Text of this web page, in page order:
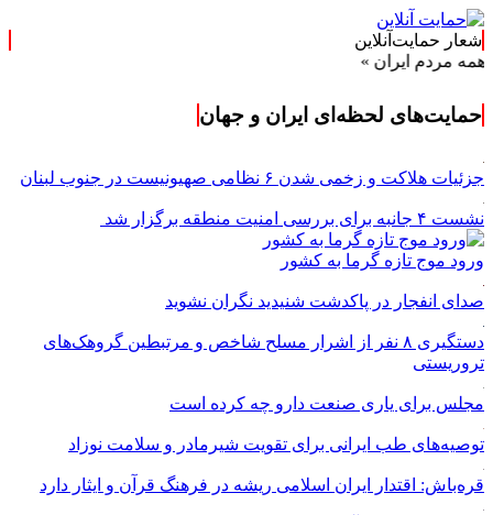
شعار حمایت‌آنلاین
ایران »
حمایت‌های لحظه‌ای ایران و جهان
جزئیات هلاکت و زخمی شدن ۶ نظامی صهیونیست در جنوب لبنان
نشست ۴ جانبه برای بررسی امنیت منطقه برگزار شد
ورود موج تازه گرما به کشور
صدای انفجار در پاکدشت شنیدید نگران نشوید
دستگیری ۸ نفر از اشرار مسلح شاخص و مرتبطین گروهک‌های
تروریستی
مجلس برای یاری صنعت دارو چه کرده است
توصیه‌های طب ایرانی برای تقویت شیرمادر و سلامت نوزاد
قره‌باش: اقتدار ایران اسلامی ریشه در فرهنگ قرآن و ایثار دارد